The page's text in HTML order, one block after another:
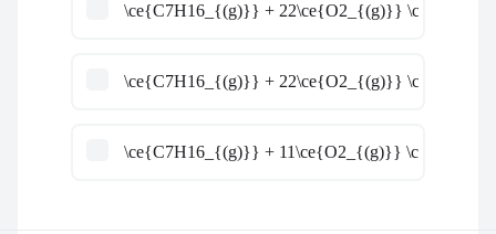
\ce{C7H16_{(g)}} + 22\ce{O2_{(g)}} \ce{->}
\ce{C7H16_{(g)}} + 22\ce{O2_{(g)}} \ce{->}
\ce{C7H16_{(g)}} + 11\ce{O2_{(g)}} \ce{->}